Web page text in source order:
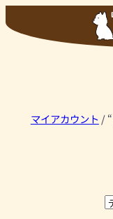
容
マイアカウント /